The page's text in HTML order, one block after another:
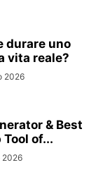
durare uno
vita reale?
2026
& Best
Tool of...
2026